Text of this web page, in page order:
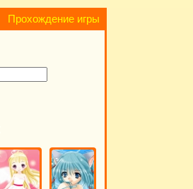
Прохождение игры